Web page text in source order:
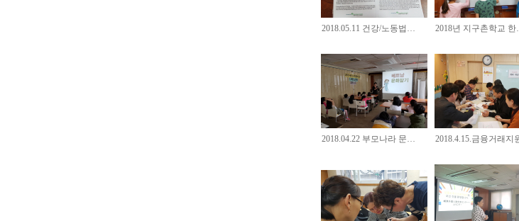
2018.05.11 건강/노동법… 2018년 지구촌학교
2018.04.22 부모나라 문… 2018.4.15.금융거래지